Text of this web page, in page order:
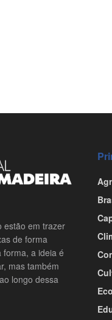
estão em trazer
de forma
forma, a ideia é
mas também
longo dessa